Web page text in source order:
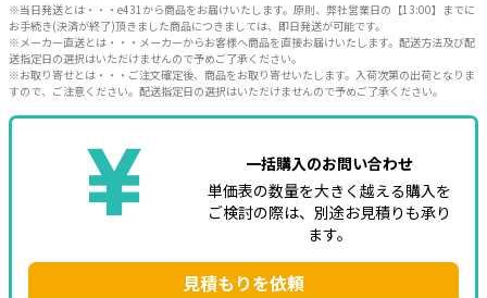
※当日発送とは・・・e431から商品をお届けいたします。原則、弊社営業日の【13:00】までに
お手続き(決済が終了)頂きました商品につきましては、即日発送が可能です。
※メーカー直送とは・・・メーカーからお客様へ商品を直接お届けいたします。配送方法及び配
送指定日の選択はいただけませんので予めご了承ください。
※お取り寄せとは・・・ご注文確定後、商品をお取り寄せいたします。入荷次第の出荷となりま
すので、ご注意ください。配送指定日の選択はいただけませんので予めご了承ください。
一括購入のお問い合わせ
単価表の数量を大きく越える購入を
ご検討の際は、別途お見積りも承り
ます。
見積もりを依頼